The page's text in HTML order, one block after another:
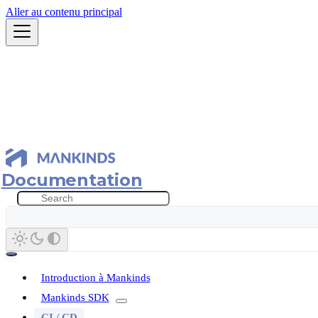
Aller au contenu principal
Documentation
Introduction à Mankinds
Mankinds SDK